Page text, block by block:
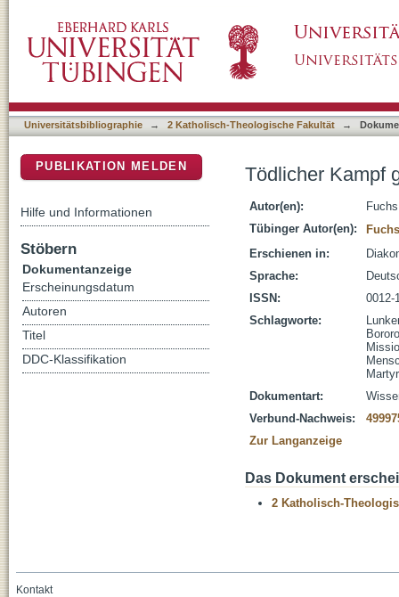
Universitätsbibliographie → 2 Katholisch-Theologische Fakultät →
Tödlicher Kampf
Autor(en):
Tübinger Autor(en):
Erschienen in:
Sprache:
ISSN:
0012-
Schlagworte:
Bororo
Dokumentart:
Verbund-Nachweis:
Zur Langanzeige
Das Dokument
2 Katholisch-
PUBLIKATION MELDEN
Hilfe und Informationen
Stöbern
Dokumentanzeige
Erscheinungsdatum
Autoren
Titel
DDC-Klassifikation
Kontakt